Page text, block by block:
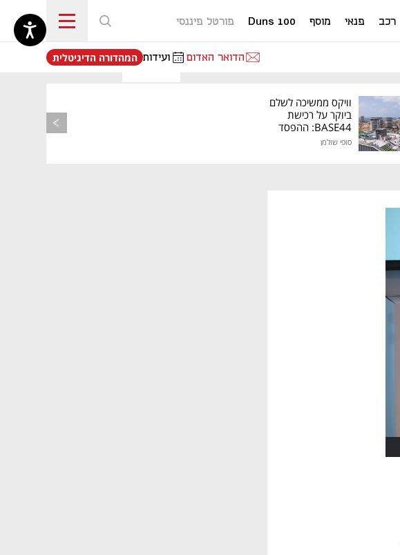
רכב פנאי מוסף Duns 100 פורטל פיננסי
הדואר האדום ועידות
נפתח בכרטיסייה חדשה
המהדורה הדיגיטלית
וויקס ממשיכה לשלם
ביוקר על רכישת
BASE44: ההפסד
סופי שולמן